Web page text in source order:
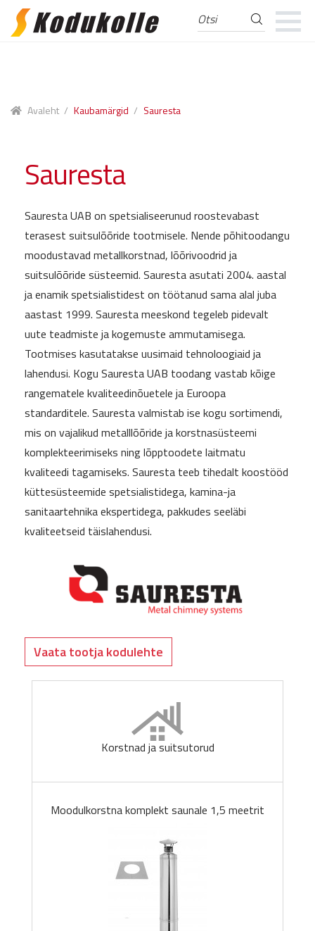
Skip
Skip
Otsi:
Avaleht / Kaubamärgid / Sauresta
Sauresta
Sauresta UAB on spetsialiseerunud roostevabast
terasest suitsulõõride tootmisele. Nende põhitoodangu
moodustavad metallkorstnad, lõõrivoodrid ja
suitsulõõride süsteemid. Sauresta asutati 2004. aastal
ja enamik spetsialistidest on töötanud sama alal juba
aastast 1999. Sauresta meeskond tegeleb pidevalt
uute teadmiste ja kogemuste ammutamisega.
Tootmises kasutatakse uusimaid tehnoloogiaid ja
lahendusi. Kogu Sauresta UAB toodang vastab kõige
rangematele kvaliteedinõuetele ja Euroopa
standarditele. Sauresta valmistab ise kogu sortimendi,
mis on vajalikud metalllõõride ja korstnasüsteemi
komplekteerimiseks ning lõpptoodete laitmatu
kvaliteedi tagamiseks. Sauresta teeb tihedalt koostööd
küttesüsteemide spetsialistidega, kamina-ja
sanitaartehnika ekspertidega, pakkudes seeläbi
kvaliteetseid täislahendusi.
Vaata tootja kodulehte
Korstnad ja suitsutorud
Moodulkorstna komplekt saunale 1,5 meetrit